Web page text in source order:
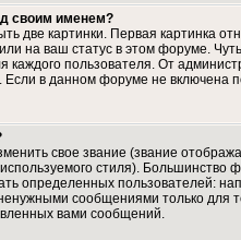
своим именем?
две картинки. Первая картинка
на ваш статус в этом форуме.
каждого пользователя. От
Если в данном форуме не включена
свое звание (звание
стиля). Большинство
определенных пользователей:
сообщениями только для
вами сообщений.